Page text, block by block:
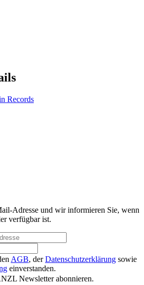
Records
Adresse und wir informieren Sie, wenn
verfügbar ist.
AGB, derDatenschutzerklärung sowie
einverstanden.
Newsletter abonnieren.